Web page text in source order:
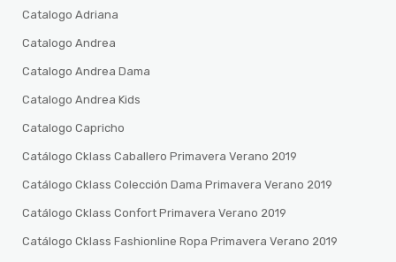
Catalogo Adriana
Catalogo Andrea
Catalogo Andrea Dama
Catalogo Andrea Kids
Catalogo Capricho
Catálogo Cklass Caballero Primavera Verano 2019
Catálogo Cklass Colección Dama Primavera Verano 2019
Catálogo Cklass Confort Primavera Verano 2019
Catálogo Cklass Fashionline Ropa Primavera Verano 2019